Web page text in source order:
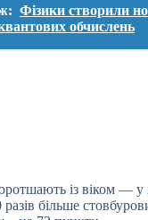
Фізики створили
обчислень
із віком — у
більше